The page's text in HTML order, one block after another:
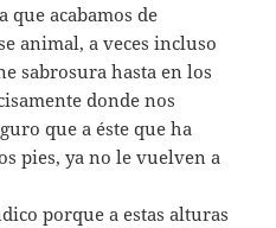
que acabamos de
animal, a veces incluso
sabrosura hasta en los
donde nos
que a éste que ha
pies, ya no le vuelven a
porque a estas alturas